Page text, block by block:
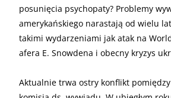
posunięcia psychopaty? Problemy
amerykańskiego narastają od wielu
takimi wydarzeniami jak atak na
afera E. Snowdena i obecny kryzys
Aktualnie trwa ostry konflikt pomiędzy